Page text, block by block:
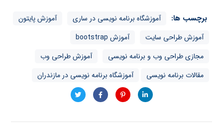
برچسب ها: آموزشگاه برنامه نویسی در ساری
آموزش پایتون
آموزش طراحی سایت
آموزش bootstrap
مجازی طراحی وب و برنامه نویسی
آموزش طراحی وب
مقالات برنامه نویسی
آموزشگاه برنامه نویسی در مازندران